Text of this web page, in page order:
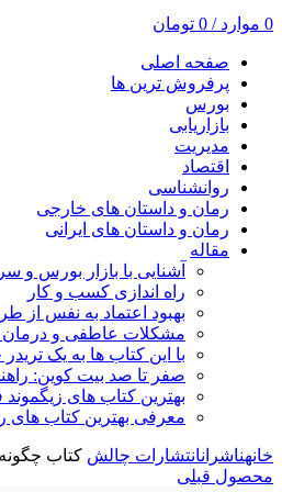
0 موارد /
0 تومان
صفحه اصلی
پرفروش ترین ها
بورس
بازاریابی
مدیریت
اقتصاد
روانشناسی
رمان و داستان های خارجی
رمان و داستان های ایرانی
مقاله
آشنایی با بازار بورس و
راه اندازی کسب و کار
بهبود اعتماد به نفس از
مشکلات عاطفی و درمان
با این کتاب ها به یک
صفر تا صد بیت کوین:
بهترین کتاب های
معرفی بهترین کتاب های
خانهناشرانانتشارات چالش کتاب
محصول قبلی